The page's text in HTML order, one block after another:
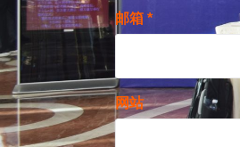
邮箱 *
网站